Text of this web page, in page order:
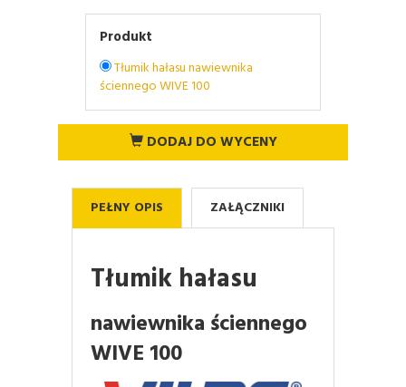
Produkt
Tłumik hałasu nawiewnika
ściennego WIVE 100
DODAJ DO WYCENY
PEŁNY OPIS ZAŁĄCZNIKI
Tłumik hałasu
nawiewnika ściennego
WIVE 100